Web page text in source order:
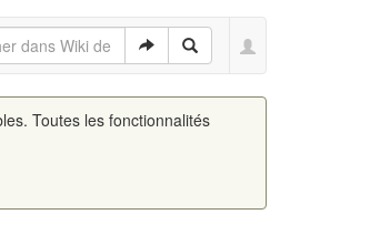
Toutes les fonctionnalités